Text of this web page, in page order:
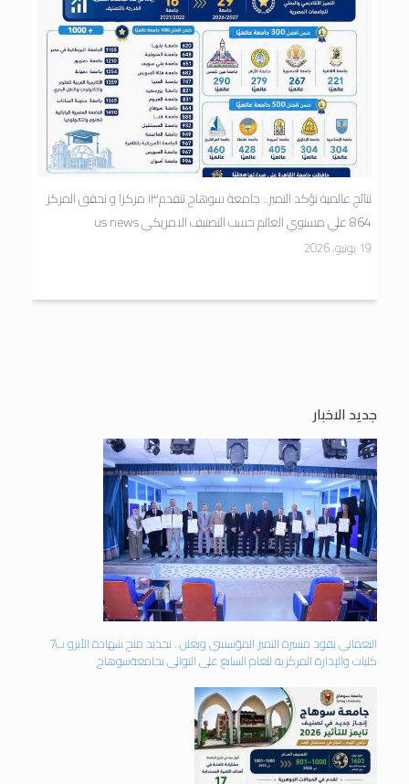
نتائج عالمية تؤكد التميز.. جامعة سوهاج تتقدم١٣ مركزا و تحقق المركز
864 علي مستوي العالم حسب التصنيف الامريكي us news
19 يونيو، 2026
جديد الاخبار
النعماني يقود مسيرة التميز المؤسسي ويعلن.. تجديد منح شهادة الأيزو ب7
كليات والإدارة المركزية للعام السابع على التوالى بجامعةسوهاج